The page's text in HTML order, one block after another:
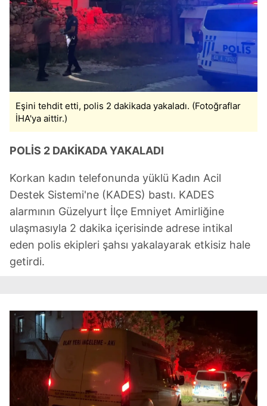
Eşini tehdit etti, polis 2 dakikada yakaladı. (Fotoğraflar
İHA'ya aittir.)
POLİS 2 DAKİKADA YAKALADI
Korkan kadın telefonunda yüklü Kadın Acil
Destek Sistemi'ne (KADES) bastı. KADES
alarmının Güzelyurt İlçe Emniyet Amirliğine
ulaşmasıyla 2 dakika içerisinde adrese intikal
eden polis ekipleri şahsı yakalayarak etkisiz hale
getirdi.